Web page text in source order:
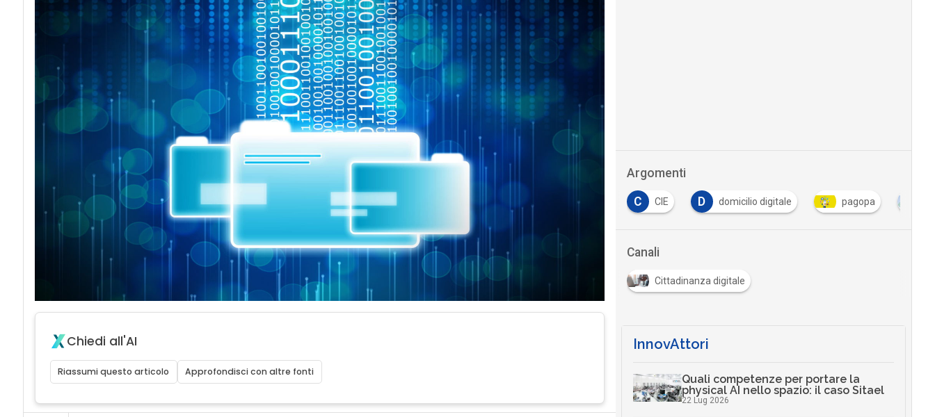
Chiedi all'AI
Riassumi questo articolo Approfondisci con altre fonti
Argomenti
Agid Agenzia per l'Italia Digitale CIE D domicilio digitale pagopa PNRR
Canali
Cittadinanza digitale
InnovAttori
Quali competenze per portare la
physical AI nello spazio: il caso Sitael
22 Lug 2026